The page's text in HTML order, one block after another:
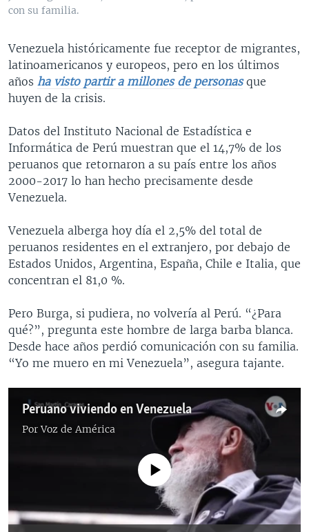
con su familia.
Venezuela históricamente fue receptor de migrantes,
latinoamericanos y europeos, pero en los últimos
años ha visto partir a millones de personasque
huyen de la crisis.
Datos del Instituto Nacional de Estadística e
Informática de Perú muestran que el 14,7% de los
peruanos que retornaron a su país entre los años
2000-2017 lo han hecho precisamente desde
Venezuela.
Venezuela alberga hoy día el 2,5% del total de
peruanos residentes en el extranjero, por debajo de
Estados Unidos, Argentina, España, Chile e Italia, que
concentran el 81,0 %.
Pero Burga, si pudiera, no volvería al Perú. “¿Para
qué?”, pregunta este hombre de larga barba blanca.
Desde hace años perdió comunicación con su familia.
“Yo me muero en mi Venezuela”, asegura tajante.
Peruano viviendo en Venezuela
PorVoz de América
No media source currently available